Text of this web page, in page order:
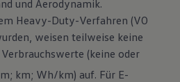
und Aerodynamik.
Heavy-Duty-Verfahren (VO
weisen teilweise keine
(keine oder
km; Wh/km) auf. Für E-